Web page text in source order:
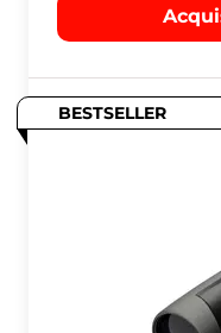
BESTSELLER